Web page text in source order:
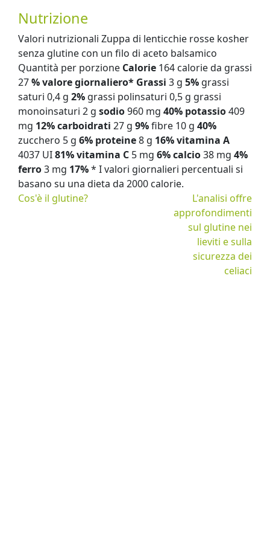
Nutrizione
Valori nutrizionali Zuppa di lenticchie rosse kosher
senza glutine con un filo di aceto balsamico
Quantità per porzione Calorie 164 calorie da grassi
27% valore giornaliero* Grassi 3 g 5% grassi
saturi 0,4 g 2% grassi polinsaturi 0,5 g grassi
monoinsaturi 2 g sodio960 mg 40% potassio409
mg 12%carboidrati 27 g 9%fibre 10 g 40%
zucchero 5 g 6% proteine​​8 g 16%vitamina A
4037 UI81%vitamina C 5 mg 6%calcio38 mg 4%
ferro3 mg 17%* I valori giornalieri percentuali si
basano su una dieta da 2000 calorie.
Cos'è il glutine?
L'analisi offre
approfondimenti
sul glutine nei
lieviti e sulla
sicurezza dei
celiaci